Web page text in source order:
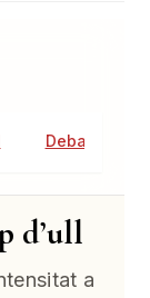
Debat Públic
d’ull
a